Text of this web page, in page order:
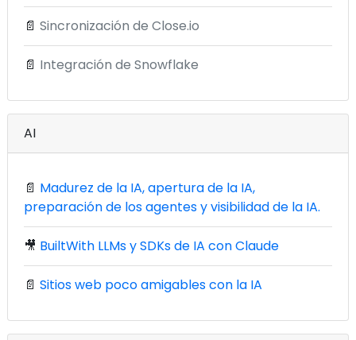
📄 Sincronización de Close.io
📄 Integración de Snowflake
AI
📄 Madurez de la IA, apertura de la IA,
preparación de los agentes y visibilidad de la IA.
🎥 BuiltWith LLMs y SDKs de IA con Claude
📄 Sitios web poco amigables con la IA